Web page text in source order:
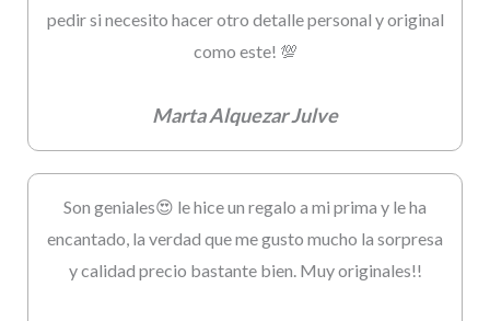
pedir si necesito hacer otro detalle personal y original
como este! 💯
Marta Alquezar Julve
Son geniales😍 le hice un regalo a mi prima y le ha
encantado, la verdad que me gusto mucho la sorpresa
y calidad precio bastante bien. Muy originales!!